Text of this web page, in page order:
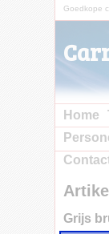
Goedkope
Home
Grijs